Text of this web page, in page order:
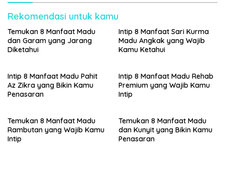
Rekomendasi untuk kamu
Temukan 8 Manfaat Madu
dan Garam yang Jarang
Diketahui
Intip 8 Manfaat Sari Kurma
Madu Angkak yang Wajib
Kamu Ketahui
Intip 8 Manfaat Madu Pahit
Az Zikra yang Bikin Kamu
Penasaran
Intip 8 Manfaat Madu Rehab
Premium yang Wajib Kamu
Intip
Temukan 8 Manfaat Madu
Rambutan yang Wajib Kamu
Intip
Temukan 8 Manfaat Madu
dan Kunyit yang Bikin Kamu
Penasaran